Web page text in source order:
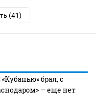
(41)
брал, с
— еще нет